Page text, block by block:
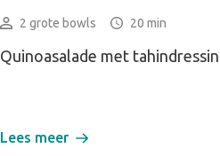
2 grote bowls 20 min
Quinoasalade met
Lees meer